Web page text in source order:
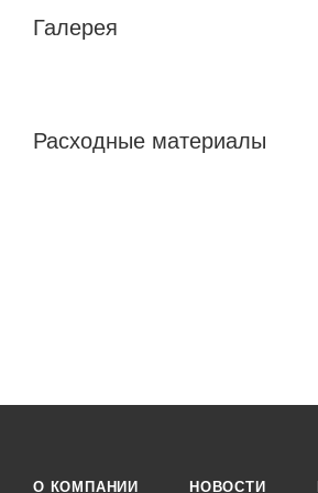
Галерея
Расходные материалы
О КОМПАНИИ НОВОСТИ